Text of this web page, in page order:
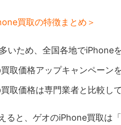
買取の特徴まとめ＞
いため、全国各地でiPhone
取価格アップキャンペーン
取価格は専門業者と比較し
ると、ゲオのiPhone買取は